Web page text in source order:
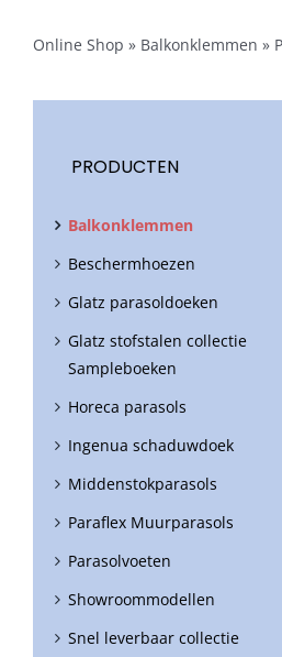
Online Shop » Balkonklemmen »
PRODUCTEN
Balkonklemmen
Beschermhoezen
Glatz parasoldoeken
Glatz stofstalen collectie
Sampleboeken
Horeca parasols
Ingenua schaduwdoek
Middenstokparasols
Paraflex Muurparasols
Parasolvoeten
Showroommodellen
Snel leverbaar collectie